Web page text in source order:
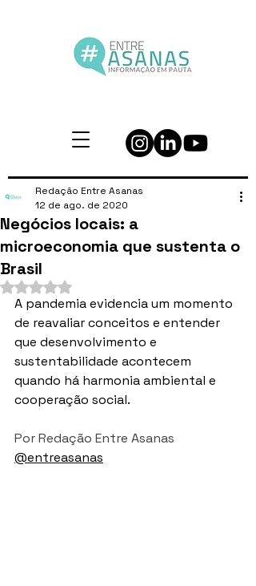
Negócios locais: a
microeconomia que sustenta o
Brasil
Redação Entre Asanas
12 de ago. de 2020
Avaliado com NaN de 5 estrelas.
A pandemia evidencia um momento
de reavaliar conceitos e entender
que desenvolvimento e
sustentabilidade acontecem
quando há harmonia ambiental e
cooperação social.
Por Redação Entre Asanas
@entreasanas